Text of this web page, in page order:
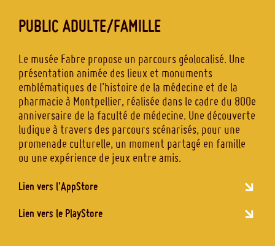
PUBLIC ADULTE/FAMILLE
Le musée Fabre propose un parcours géolocalisé. Une
présentation animée des lieux et monuments
emblématiques de l’histoire de la médecine et de la
pharmacie à Montpellier, réalisée dans le cadre du 800e
anniversaire de la faculté de médecine. Une découverte
ludique à travers des parcours scénarisés, pour une
promenade culturelle, un moment partagé en famille
ou une expérience de jeux entre amis.
Lien vers l'AppStore
Lien vers le PlayStore